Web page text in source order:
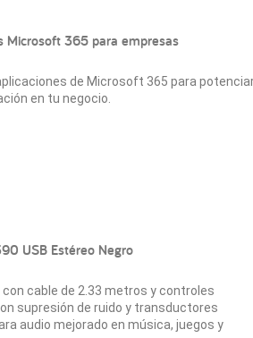
Microsoft 365 para empresas
de Microsoft 365 para
en tu negocio.
USB Estéreo Negro
cable de 2.33 metros y controles
supresión de ruido y transductores
audio mejorado en música, juegos y